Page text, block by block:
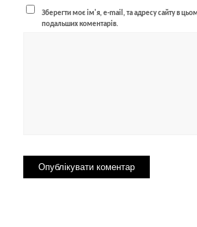
Зберегти моє ім'я, e-mail, та адресу сайту в
подальших коментарів.